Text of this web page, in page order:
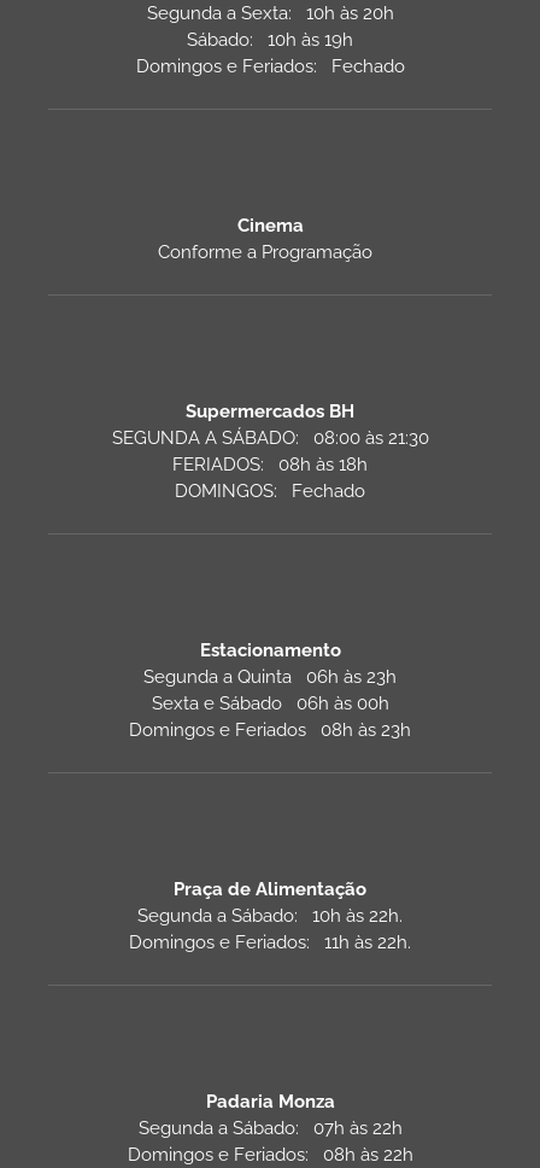
Segunda a Sexta: 10h às 20h
Sábado: 10h às 19h
Domingos e Feriados: Fechado
Cinema
Conforme a Programação
Supermercados BH
SEGUNDA A SÁBADO: 08:00 às 21:30
FERIADOS: 08h às 18h
DOMINGOS: Fechado
Estacionamento
Segunda a Quinta 06h às 23h
Sexta e Sábado 06h às 00h
Domingos e Feriados 08h às 23h
Praça de Alimentação
Segunda a Sábado: 10h às 22h.
Domingos e Feriados: 11h às 22h.
Padaria Monza
Segunda a Sábado: 07h às 22h
Domingos e Feriados: 08h às 22h